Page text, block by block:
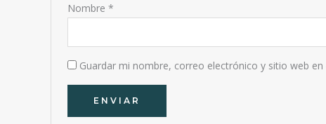
Nombre*
Guardar mi nombre, correo electrónico y sitio web